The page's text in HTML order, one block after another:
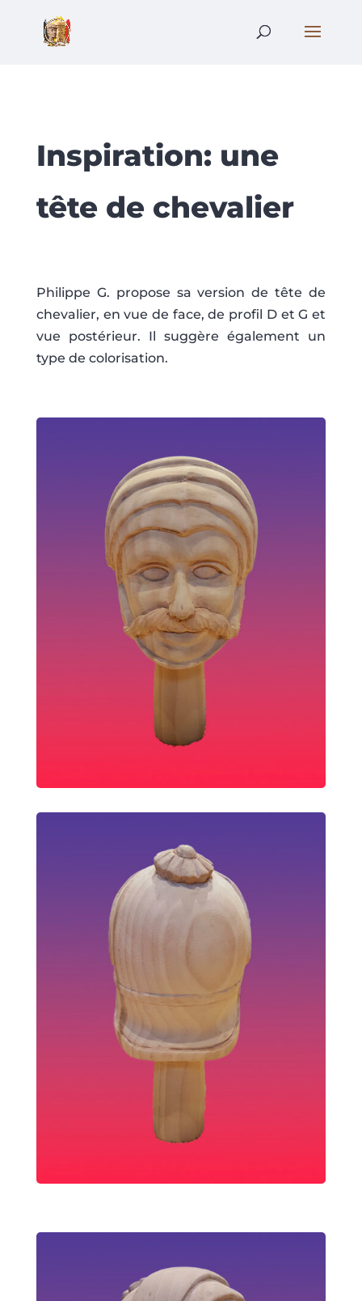
Inspiration: une
tête de chevalier
Philippe G. propose sa version de tête de
chevalier, en vue de face, de profil D et G et
vue postérieur. Il suggère également un
type de colorisation.